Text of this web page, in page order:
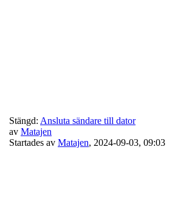
Stängd: Ansluta sändare till dator
av Matajen
Startades av Matajen, 2024-09-03, 09:03